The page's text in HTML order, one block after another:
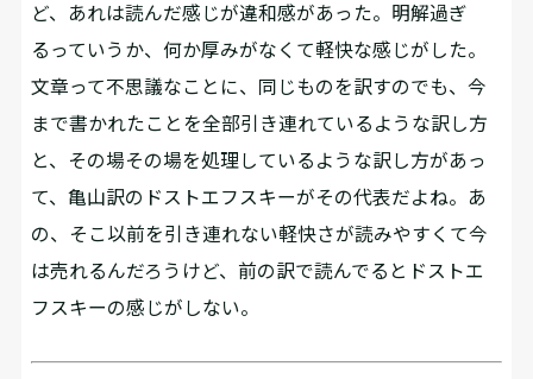
ど、あれは読んだ感じが違和感があった。明解過ぎ
るっていうか、何か厚みがなくて軽快な感じがした。
文章って不思議なことに、同じものを訳すのでも、今
まで書かれたことを全部引き連れているような訳し方
と、その場その場を処理しているような訳し方があっ
て、亀山訳のドストエフスキーがその代表だよね。あ
の、そこ以前を引き連れない軽快さが読みやすくて今
は売れるんだろうけど、前の訳で読んでるとドストエ
フスキーの感じがしない。